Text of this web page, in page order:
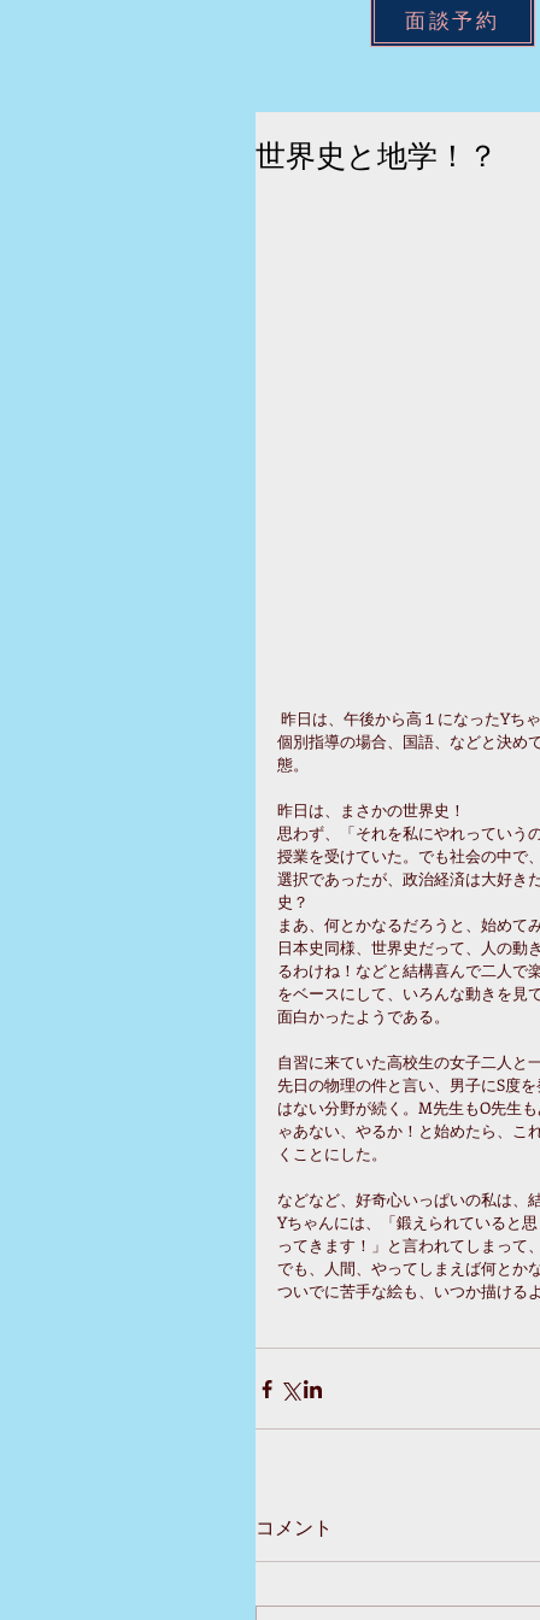
面談予約
世界史と地学！？
昨日は、午後から高１になったYち
個別指導の場合、国語、などと決め
態。
昨日は、まさかの世界史！
思わず、「それを私にやれっていう
授業を受けていた。でも社会の中で
選択であったが、政治経済は大好き
史？
まあ、何とかなるだろうと、始めて
日本史同様、世界史だって、人の動
るわけね！などと結構喜んで二人で
をベースにして、いろんな動きを見
面白かったようである。
自習に来ていた高校生の女子二人と
先日の物理の件と言い、男子にS度
はない分野が続く。M先生もO先生
ゃあない、やるか！と始めたら、こ
くことにした。
などなど、好奇心いっぱいの私は、
Yちゃんには、「鍛えられていると
ってきます！」と言われてしまって
でも、人間、やってしまえば何とか
ついでに苦手な絵も、いつか描ける
コメント